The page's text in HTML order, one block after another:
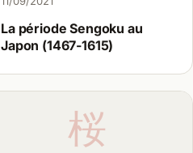
La période Sengoku au
Japon (1467-1615)
桜